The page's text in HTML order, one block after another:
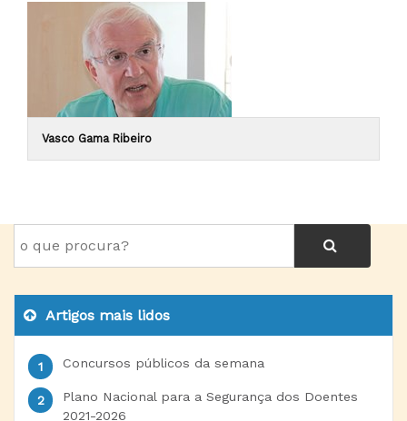
Vasco Gama Ribeiro
Artigos mais lidos
Concursos públicos da semana
Plano Nacional para a Segurança dos Doentes
2021-2026